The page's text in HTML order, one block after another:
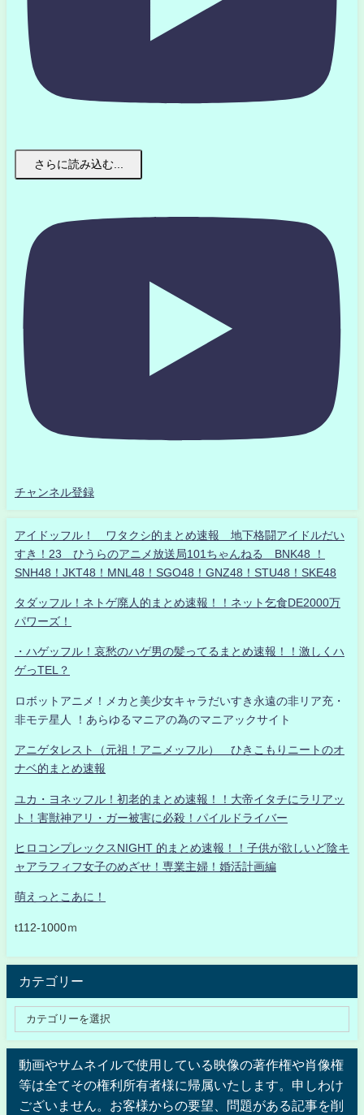
さらに読み込む...
チャンネル登録
アイドッフル！ ワタクシ的まとめ速報 地下格闘アイドルだい
すき！23 ひうらのアニメ放送局101ちゃんねる BNK48 ！
SNH48！JKT48！MNL48！SGO48！GNZ48！STU48！SKE48
タダッフル！ネトゲ廃人的まとめ速報！！ネット乞食DE2000万
パワーズ！
・ハゲッフル！哀愁のハゲ男の髪ってるまとめ速報！！激しくハ
ゲっTEL？
ロボットアニメ！メカと美少女キャラだいすき永遠の非リア充・
非モテ星人 ！あらゆるマニアの為のマニアックサイト
アニゲタレスト（元祖！アニメッフル） ひきこもりニートのオ
ナベ的まとめ速報
ユカ・ヨネッフル！初老的まとめ速報！！大帝イタチにラリアッ
ト！害獣神アリ・ガー被害に必殺！パイルドライバー
ヒロコンプレックスNIGHT 的まとめ速報！！子供が欲しいど陰キ
ャアラフィフ女子のめざせ！専業主婦！婚活計画編
萌えっとこあに！
t112-1000ｍ
カテゴリー
動画やサムネイルで使用している映像の著作権や肖像権
等は全てその権利所有者様に帰属いたします。申しわけ
ございません。お客様からの要望、問題がある記事を削